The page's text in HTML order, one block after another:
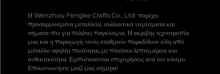
Η Wenzhou Fengke Crafts Co., Ltd. παρέχει
προσαρμοσμένα μεταλλεία, συλλεκτικά νομίσματα και
σήματα-πιν για πελάτες παγκόσμια. Η ακριβής τεχνοτροπία
μας και η παραγωγή «ενός σταθμού» παραδίδουν είδη από
μέταλλο υψηλής ποιότητας με πλούσια λεπτομέρεια και
ανθεκτικότητα. Εμπιστεύονται επιχειρήσεις ανά τον κόσμο.
Επικοινωνήστε μαζί μας σήμερα!